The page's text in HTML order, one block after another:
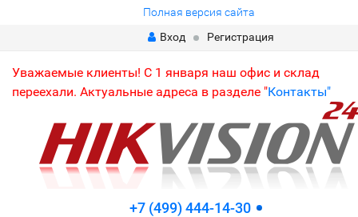
Полная версия сайта
Вход
Регистрация
Уважаемые клиенты! С 1 января наш офис и склад
переехали. Актуальные адреса в разделе "Контакты"
+7 (499) 444-14-30